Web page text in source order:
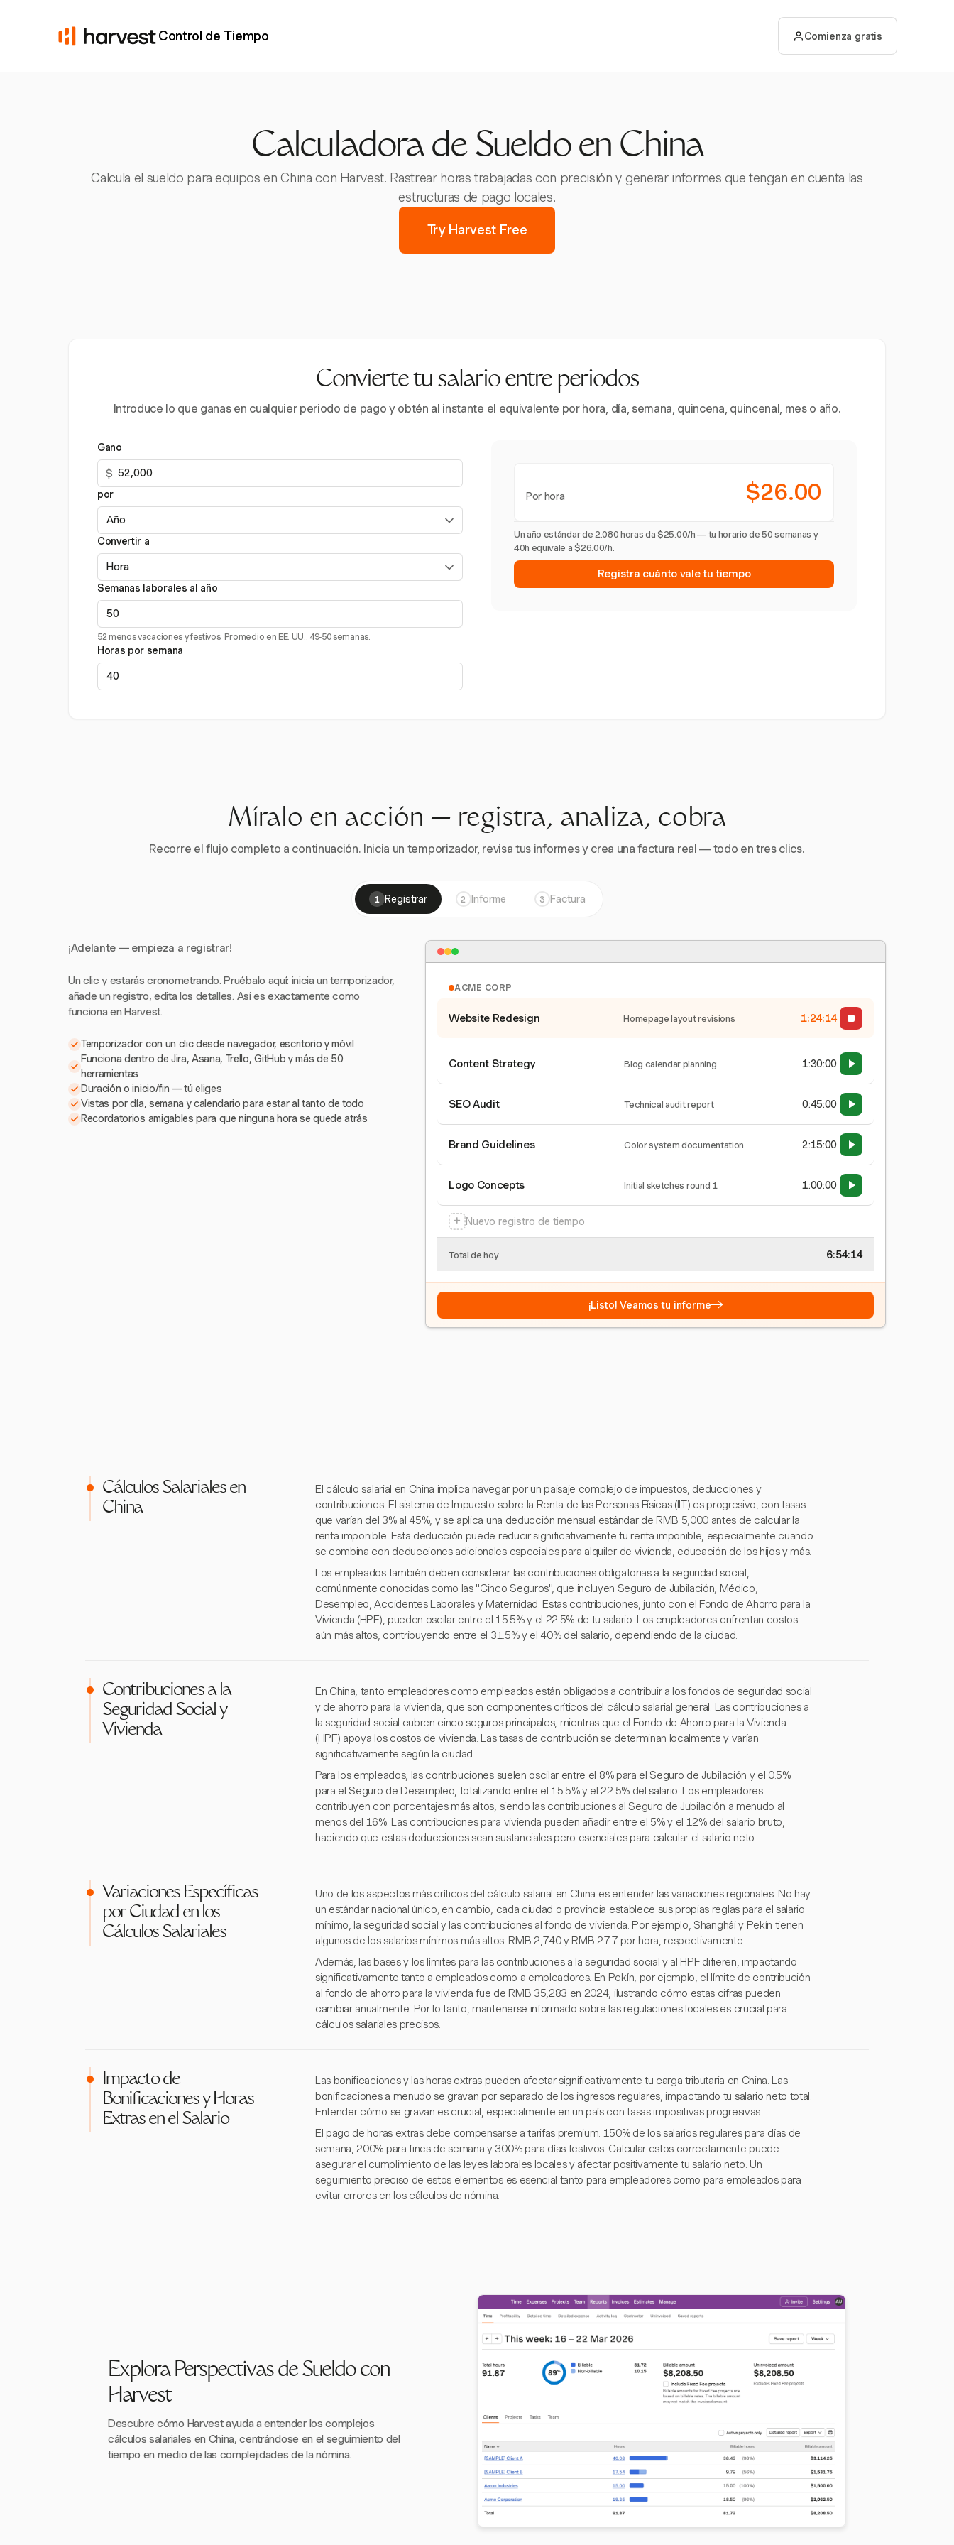
Control de Tiempo Comienza gratis
Calculadora de Sueldo en China
Calcula el sueldo para equipos en China con Harvest. Rastrear horas trabajadas con precisión y generar informes que tengan en cuenta las
estructuras de pago locales.
Try Harvest Free
Convierte tu salario entre periodos
Introduce lo que ganas en cualquier periodo de pago y obtén al instante el equivalente por hora, día, semana, quincena, quincenal, mes o año.
Gano
$
por
Convertir a
Semanas laborales al año
52 menos vacaciones y festivos. Promedio en EE. UU.: 49-50 semanas.
Horas por semana
Por hora $26.00
Un año estándar de 2.080 horas da $25.00/h — tu horario de 50 semanas y
40h equivale a $26.00/h.
Registra cuánto vale tu tiempo
Míralo en acción — registra, analiza, cobra
Recorre el flujo completo a continuación. Inicia un temporizador, revisa tus informes y crea una factura real — todo en tres clics.
1 Registrar 2 Informe 3 Factura
¡Adelante — empieza a registrar!
Un clic y estarás cronometrando. Pruébalo aquí: inicia un temporizador,
añade un registro, edita los detalles. Así es exactamente como
funciona en Harvest.
Temporizador con un clic desde navegador, escritorio y móvil
Funciona dentro de Jira, Asana, Trello, GitHub y más de 50
herramientas
Duración o inicio/fin — tú eliges
Vistas por día, semana y calendario para estar al tanto de todo
Recordatorios amigables para que ninguna hora se quede atrás
ACME CORP
Website Redesign Homepage layout revisions 1:24:14
Content Strategy Blog calendar planning 1:30:00
SEO Audit Technical audit report 0:45:00
Brand Guidelines Color system documentation 2:15:00
Logo Concepts Initial sketches round 1 1:00:00
+ Nuevo registro de tiempo
Total de hoy 6:54:14
¡Listo! Veamos tu informe→
Cálculos Salariales en
China
El cálculo salarial en China implica navegar por un paisaje complejo de impuestos, deducciones y
contribuciones. El sistema de Impuesto sobre la Renta de las Personas Físicas (IIT) es progresivo, con tasas
que varían del 3% al 45%, y se aplica una deducción mensual estándar de RMB 5,000 antes de calcular la
renta imponible. Esta deducción puede reducir significativamente tu renta imponible, especialmente cuando
se combina con deducciones adicionales especiales para alquiler de vivienda, educación de los hijos y más.
Los empleados también deben considerar las contribuciones obligatorias a la seguridad social,
comúnmente conocidas como las "Cinco Seguros", que incluyen Seguro de Jubilación, Médico,
Desempleo, Accidentes Laborales y Maternidad. Estas contribuciones, junto con el Fondo de Ahorro para la
Vivienda (HPF), pueden oscilar entre el 15.5% y el 22.5% de tu salario. Los empleadores enfrentan costos
aún más altos, contribuyendo entre el 31.5% y el 40% del salario, dependiendo de la ciudad.
Contribuciones a la
Seguridad Social y
Vivienda
En China, tanto empleadores como empleados están obligados a contribuir a los fondos de seguridad social
y de ahorro para la vivienda, que son componentes críticos del cálculo salarial general. Las contribuciones a
la seguridad social cubren cinco seguros principales, mientras que el Fondo de Ahorro para la Vivienda
(HPF) apoya los costos de vivienda. Las tasas de contribución se determinan localmente y varían
significativamente según la ciudad.
Para los empleados, las contribuciones suelen oscilar entre el 8% para el Seguro de Jubilación y el 0.5%
para el Seguro de Desempleo, totalizando entre el 15.5% y el 22.5% del salario. Los empleadores
contribuyen con porcentajes más altos, siendo las contribuciones al Seguro de Jubilación a menudo al
menos del 16%. Las contribuciones para vivienda pueden añadir entre el 5% y el 12% del salario bruto,
haciendo que estas deducciones sean sustanciales pero esenciales para calcular el salario neto.
Variaciones Específicas
por Ciudad en los
Cálculos Salariales
Uno de los aspectos más críticos del cálculo salarial en China es entender las variaciones regionales. No hay
un estándar nacional único; en cambio, cada ciudad o provincia establece sus propias reglas para el salario
mínimo, la seguridad social y las contribuciones al fondo de vivienda. Por ejemplo, Shanghái y Pekín tienen
algunos de los salarios mínimos más altos: RMB 2,740 y RMB 27.7 por hora, respectivamente.
Además, las bases y los límites para las contribuciones a la seguridad social y al HPF difieren, impactando
significativamente tanto a empleados como a empleadores. En Pekín, por ejemplo, el límite de contribución
al fondo de ahorro para la vivienda fue de RMB 35,283 en 2024, ilustrando cómo estas cifras pueden
cambiar anualmente. Por lo tanto, mantenerse informado sobre las regulaciones locales es crucial para
cálculos salariales precisos.
Impacto de
Bonificaciones y Horas
Extras en el Salario
Las bonificaciones y las horas extras pueden afectar significativamente tu carga tributaria en China. Las
bonificaciones a menudo se gravan por separado de los ingresos regulares, impactando tu salario neto total.
Entender cómo se gravan es crucial, especialmente en un país con tasas impositivas progresivas.
El pago de horas extras debe compensarse a tarifas premium: 150% de los salarios regulares para días de
semana, 200% para fines de semana y 300% para días festivos. Calcular estos correctamente puede
asegurar el cumplimiento de las leyes laborales locales y afectar positivamente tu salario neto. Un
seguimiento preciso de estos elementos es esencial tanto para empleadores como para empleados para
evitar errores en los cálculos de nómina.
Explora Perspectivas de Sueldo con
Harvest
Descubre cómo Harvest ayuda a entender los complejos
cálculos salariales en China, centrándose en el seguimiento del
tiempo en medio de las complejidades de la nómina.